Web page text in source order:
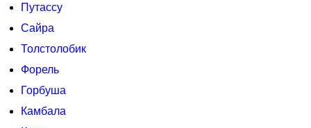
Путассу
Сайра
Толстолобик
Форель
Горбуша
Камбала